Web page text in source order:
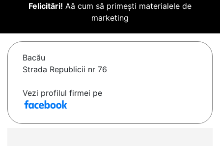
Felicitări! Aă cum să primești materialele de
marketing
Bacău
Strada Republicii nr 76
Vezi profilul firmei pe